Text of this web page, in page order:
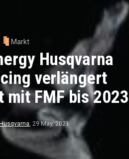
Markt
Husqvarna
verlängert
FMF bis 2023
Husqvarna,29 May, 2021